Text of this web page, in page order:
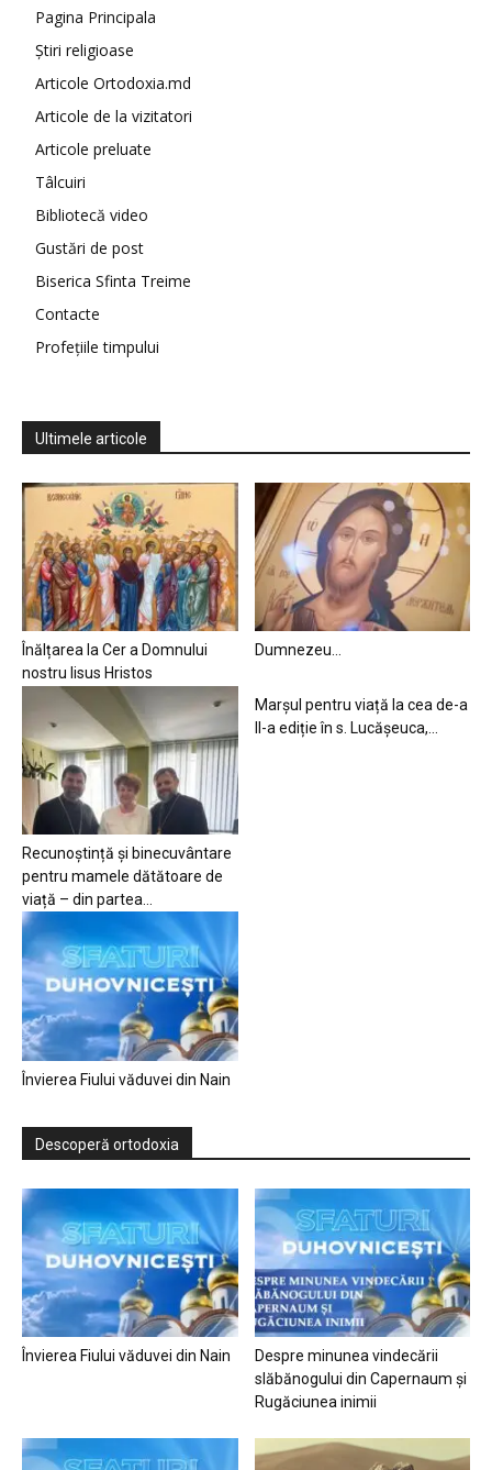
Pagina Principala
Știri religioase
Articole Ortodoxia.md
Articole de la vizitatori
Articole preluate
Tâlcuiri
Bibliotecă video
Gustări de post
Biserica Sfinta Treime
Contacte
Profețiile timpului
Ultimele articole
Înălțarea la Cer a Domnului
nostru Iisus Hristos
Dumnezeu…
Recunoștință și binecuvântare
pentru mamele dătătoare de
viață – din partea...
Marșul pentru viață la cea de-a
II-a ediție în s. Lucășeuca,...
Învierea Fiului văduvei din Nain
Descoperă ortodoxia
Învierea Fiului văduvei din Nain
Despre minunea vindecării
slăbănogului din Capernaum și
Rugăciunea inimii